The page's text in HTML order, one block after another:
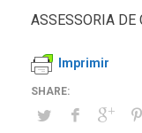
ASSESSORIA DE
Imprimir